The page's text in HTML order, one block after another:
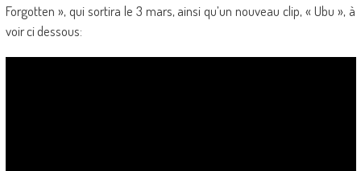
Forgotten », qui sortira le 3 mars, ainsi qu’un nouveau clip, « Ubu », à
voir ci dessous: